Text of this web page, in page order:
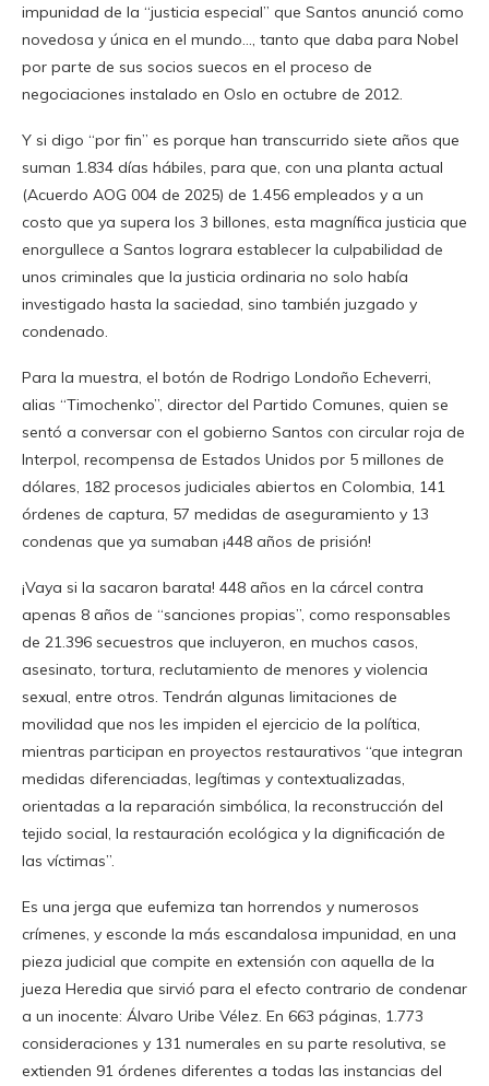
impunidad de la “justicia especial” que Santos anunció como
novedosa y única en el mundo…, tanto que daba para Nobel
por parte de sus socios suecos en el proceso de
negociaciones instalado en Oslo en octubre de 2012.
Y si digo “por fin” es porque han transcurrido siete años que
suman 1.834 días hábiles, para que, con una planta actual
(Acuerdo AOG 004 de 2025) de 1.456 empleados y a un
costo que ya supera los 3 billones, esta magnífica justicia que
enorgullece a Santos lograra establecer la culpabilidad de
unos criminales que la justicia ordinaria no solo había
investigado hasta la saciedad, sino también juzgado y
condenado.
Para la muestra, el botón de Rodrigo Londoño Echeverri,
alias “Timochenko”, director del Partido Comunes, quien se
sentó a conversar con el gobierno Santos con circular roja de
Interpol, recompensa de Estados Unidos por 5 millones de
dólares, 182 procesos judiciales abiertos en Colombia, 141
órdenes de captura, 57 medidas de aseguramiento y 13
condenas que ya sumaban ¡448 años de prisión!
¡Vaya si la sacaron barata! 448 años en la cárcel contra
apenas 8 años de “sanciones propias”, como responsables
de 21.396 secuestros que incluyeron, en muchos casos,
asesinato, tortura, reclutamiento de menores y violencia
sexual, entre otros. Tendrán algunas limitaciones de
movilidad que nos les impiden el ejercicio de la política,
mientras participan en proyectos restaurativos “que integran
medidas diferenciadas, legítimas y contextualizadas,
orientadas a la reparación simbólica, la reconstrucción del
tejido social, la restauración ecológica y la dignificación de
las víctimas”.
Es una jerga que eufemiza tan horrendos y numerosos
crímenes, y esconde la más escandalosa impunidad, en una
pieza judicial que compite en extensión con aquella de la
jueza Heredia que sirvió para el efecto contrario de condenar
a un inocente: Álvaro Uribe Vélez. En 663 páginas, 1.773
consideraciones y 131 numerales en su parte resolutiva, se
extienden 91 órdenes diferentes a todas las instancias del